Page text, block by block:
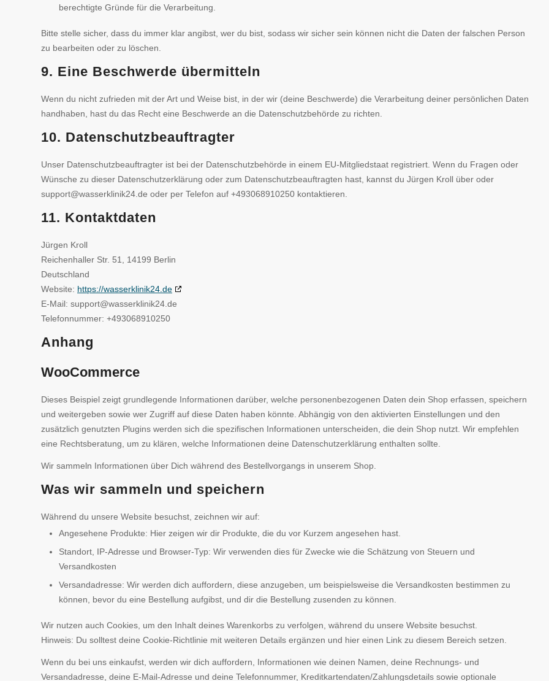
berechtigte Gründe für die Verarbeitung.
Bitte stelle sicher, dass du immer klar angibst, wer du bist, sodass wir sicher sein können nicht die Daten der falschen Person
zu bearbeiten oder zu löschen.
9. Eine Beschwerde übermitteln
Wenn du nicht zufrieden mit der Art und Weise bist, in der wir (deine Beschwerde) die Verarbeitung deiner persönlichen Daten
handhaben, hast du das Recht eine Beschwerde an die Datenschutzbehörde zu richten.
10. Datenschutzbeauftragter
Unser Datenschutzbeauftragter ist bei der Datenschutzbehörde in einem EU-Mitgliedstaat registriert. Wenn du Fragen oder
Wünsche zu dieser Datenschutzerklärung oder zum Datenschutzbeauftragten hast, kannst du Jürgen Kroll über oder
support@wasserklinik24.de oder per Telefon auf +493068910250 kontaktieren.
11. Kontaktdaten
Jürgen Kroll
Reichenhaller Str. 51, 14199 Berlin
Deutschland
Website: https://wasserklinik24.de
E-Mail: support@wasserklinik24.de
Telefonnummer: +493068910250
Anhang
WooCommerce
Dieses Beispiel zeigt grundlegende Informationen darüber, welche personenbezogenen Daten dein Shop erfassen, speichern
und weitergeben sowie wer Zugriff auf diese Daten haben könnte. Abhängig von den aktivierten Einstellungen und den
zusätzlich genutzten Plugins werden sich die spezifischen Informationen unterscheiden, die dein Shop nutzt. Wir empfehlen
eine Rechtsberatung, um zu klären, welche Informationen deine Datenschutzerklärung enthalten sollte.
Wir sammeln Informationen über Dich während des Bestellvorgangs in unserem Shop.
Was wir sammeln und speichern
Während du unsere Website besuchst, zeichnen wir auf:
Angesehene Produkte: Hier zeigen wir dir Produkte, die du vor Kurzem angesehen hast.
Standort, IP-Adresse und Browser-Typ: Wir verwenden dies für Zwecke wie die Schätzung von Steuern und
Versandkosten
Versandadresse: Wir werden dich auffordern, diese anzugeben, um beispielsweise die Versandkosten bestimmen zu
können, bevor du eine Bestellung aufgibst, und dir die Bestellung zusenden zu können.
Wir nutzen auch Cookies, um den Inhalt deines Warenkorbs zu verfolgen, während du unsere Website besuchst.
Hinweis: Du solltest deine Cookie-Richtlinie mit weiteren Details ergänzen und hier einen Link zu diesem Bereich setzen.
Wenn du bei uns einkaufst, werden wir dich auffordern, Informationen wie deinen Namen, deine Rechnungs- und
Versandadresse, deine E-Mail-Adresse und deine Telefonnummer, Kreditkartendaten/Zahlungsdetails sowie optionale